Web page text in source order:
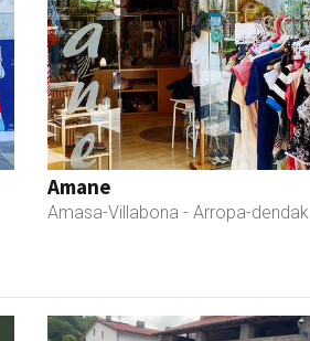
Amane
Amasa-Villabona - Arropa-dendak